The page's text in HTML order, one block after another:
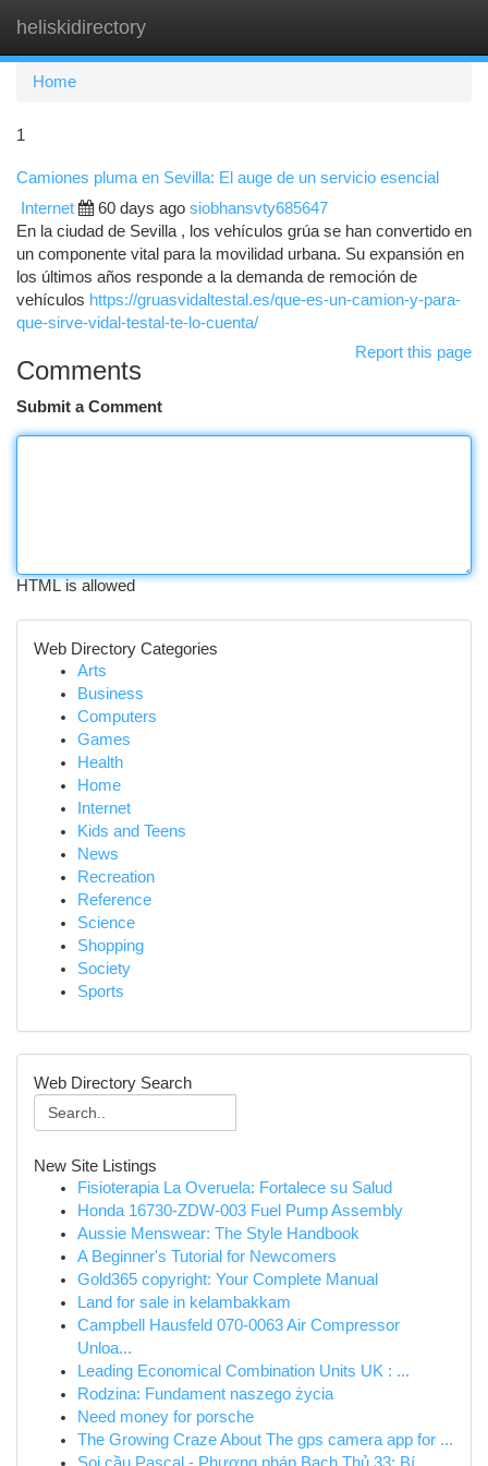
heliskidirectory
Home
1
Camiones pluma en Sevilla: El auge de un servicio esencial
Internet 60 days ago siobhansvty685647
En la ciudad de Sevilla , los vehículos grúa se han convertido en
un componente vital para la movilidad urbana. Su expansión en
los últimos años responde a la demanda de remoción de
vehículos https://gruasvidaltestal.es/que-es-un-camion-y-para-
que-sirve-vidal-testal-te-lo-cuenta/
Report this page
Comments
Submit a Comment
HTML is allowed
Web Directory Categories
Arts
Business
Computers
Games
Health
Home
Internet
Kids and Teens
News
Recreation
Reference
Science
Shopping
Society
Sports
Web Directory Search
New Site Listings
Fisioterapia La Overuela: Fortalece su Salud
Honda 16730-ZDW-003 Fuel Pump Assembly
Aussie Menswear: The Style Handbook
A Beginner's Tutorial for Newcomers
Gold365 copyright: Your Complete Manual
Land for sale in kelambakkam
Campbell Hausfeld 070-0063 Air Compressor
Unloa...
Leading Economical Combination Units UK : ...
Rodzina: Fundament naszego życia
Need money for porsche
The Growing Craze About The gps camera app for ...